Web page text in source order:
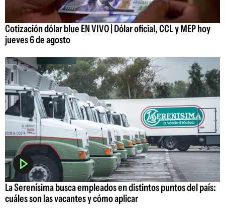
Cotización dólar blue EN VIVO | Dólar oficial, CCL y MEP hoy
jueves 6 de agosto
La Serenísima busca empleados en distintos puntos del país:
cuáles son las vacantes y cómo aplicar